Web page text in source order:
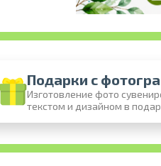
Печать в течение 1
форматы и
Доставка по
Подарки с
Изготовление фото
текстом и дизайном в